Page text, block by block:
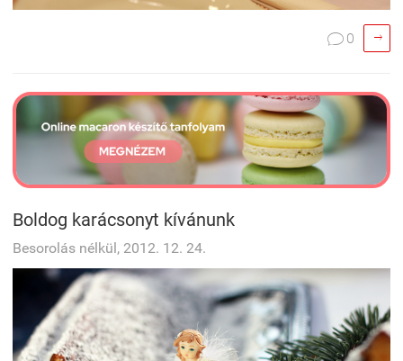
 0 
Boldog karácsonyt kívánunk
Besorolás nélkül, 2012. 12. 24.